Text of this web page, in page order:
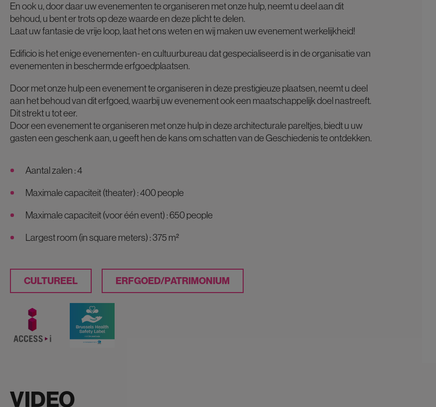
En ook u, door daar uw evenementen te organiseren met onze hulp, neemt u deel aan dit
behoud, u bent er trots op deze waarde en deze plicht te delen.
Laat uw fantasie de vrije loop, laat het ons weten en wij maken uw evenement werkelijkheid!
Edificio is het enige evenementen- en cultuurbureau dat gespecialiseerd is in de organisatie van
evenementen in beschermde erfgoedplaatsen.
Door met onze hulp een evenement te organiseren in deze prestigieuze plaatsen, neemt u deel
aan het behoud van dit erfgoed, waarbij uw evenement ook een maatschappelijk doel nastreeft.
Dit strekt u tot eer.
Door een evenement te organiseren met onze hulp in deze architecturale pareltjes, biedt u uw
gasten een geschenk aan, u geeft hen de kans om schatten van de Geschiedenis te ontdekken.
Aantal zalen : 4
Maximale capaciteit (theater) : 400 people
Maximale capaciteit (voor één event) : 650 people
Largest room (in square meters) : 375 m²
CULTUREEL ERFGOED/PATRIMONIUM
VIDEO